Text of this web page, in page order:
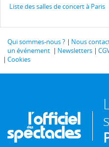
Liste des salles de concert à Paris
Qui sommes-nous ? Nous
un événement
Newsletters
Cookies